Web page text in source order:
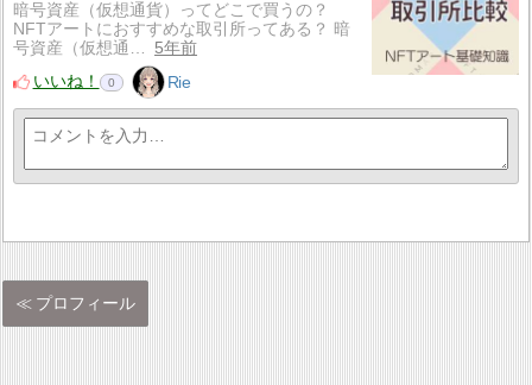
暗号資産（仮想通貨）ってどこで買うの？
NFTアートにおすすめな取引所ってある？ 暗
号資産（仮想通…
5年前
いいね！
0 Rie
プロフィール